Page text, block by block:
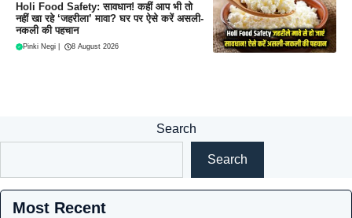
Holi Food Safety: सावधान! कहीं आप भी तो
नहीं खा रहे ‘जहरीला’ मावा? घर पर ऐसे करें असली-
नकली की पहचान
Pinki Negi 8 August 2026
Search
Search
Most Recent